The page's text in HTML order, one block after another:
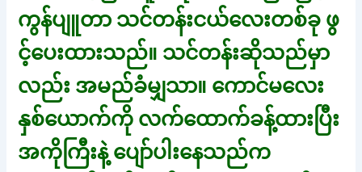
ကွန်ပျူတာ သင်တန်းငယ်လေးတစ်ခု ဖွ
င့်ပေးထားသည်။ သင်တန်းဆိုသည်မှာ
လည်း အမည်ခံမျှသာ။ ကောင်မလေး
နှစ်ယောက်ကို လက်ထောက်ခန့်ထားပြီး
အကိုကြီးနဲ့ ပျော်ပါးနေသည်က